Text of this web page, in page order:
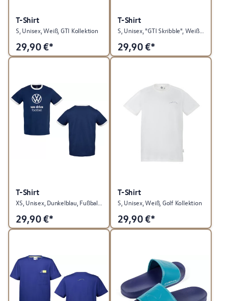
T-Shirt
S, Unisex, Weiß, GTI Kollektion
29,90€*
T-Shirt
S, Unisex, "GTI Skribble", Weiß, GTI Kollektion
29,90€*
T-Shirt
XS, Unisex, Dunkelblau, Fußball Kollektion
29,90€*
T-Shirt
S, Unisex, Weiß, Golf Kollektion
29,90€*